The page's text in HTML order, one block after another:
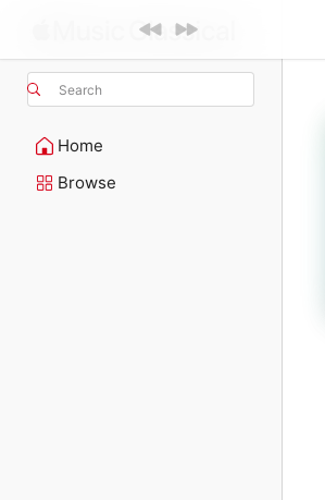
Search
Home
Browse